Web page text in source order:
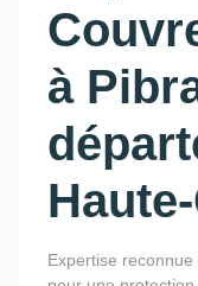
à
Expertise